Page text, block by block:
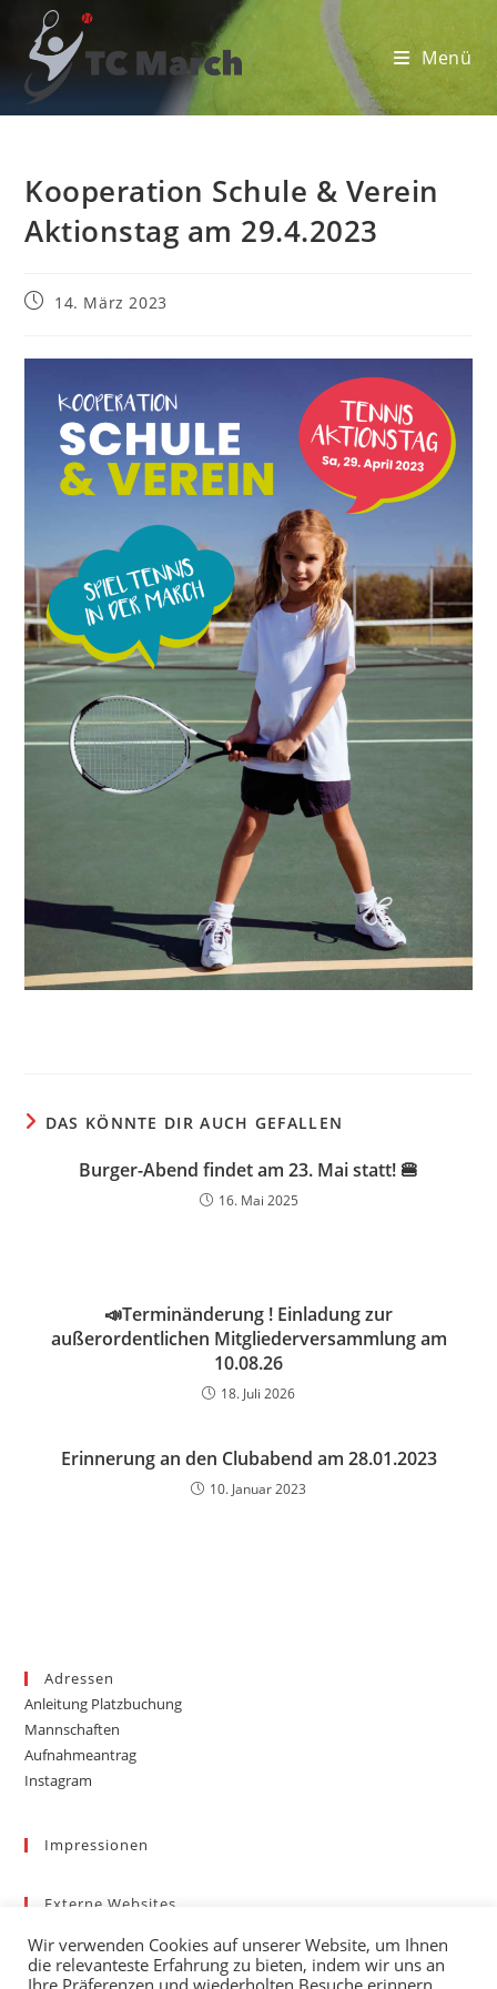
Inhalt
springen
Menü
Kooperation Schule & Verein
Aktionstag am 29.4.2023
Beitrag14. März 2023
DAS KÖNNTE DIR AUCH GEFALLEN
Burger-Abend findet am 23. Mai statt! 🍔
16. Mai 2025
📣Terminänderung ! Einladung zur
außerordentlichen Mitgliederversammlung am
10.08.26
18. Juli 2026
Erinnerung an den Clubabend am 28.01.2023
10. Januar 2023
Adressen
Anleitung Platzbuchung
Mannschaften
Aufnahmeantrag
Instagram
Impressionen
Externe Websites
Gemeinde March
Wetter
Wir verwenden Cookies auf unserer Website, um Ihnen
die relevanteste Erfahrung zu bieten, indem wir uns an
Ihre Präferenzen und wiederholten Besuche erinnern.